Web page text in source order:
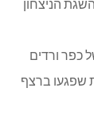
להשגת הניצחון
כפר ורדים
שפגעו ברצף